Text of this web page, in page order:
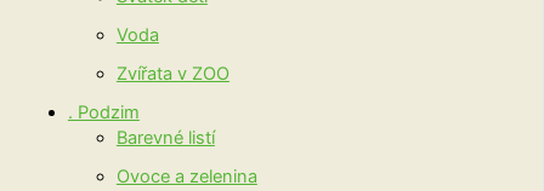
Voda
Zvířata v ZOO
. Podzim
Barevné listí
Ovoce a zelenina